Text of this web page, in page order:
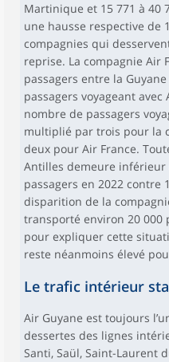
Martinique et 15 771 à 40
une hausse respective de
compagnies qui
reprise. La compagnie Air
passagers entre la
passagers voyageant
nombre de passagers
multiplié par trois pour la
deux pour Air France.
Antilles demeure inférieur
passagers en 2022 contre
disparition de la
transporté environ 20 000
pour expliquer cette
reste néanmoins élevé
Le trafic intérieur
Air Guyane est toujours
dessertes des lignes
Santi, Saül, Saint-Laurent